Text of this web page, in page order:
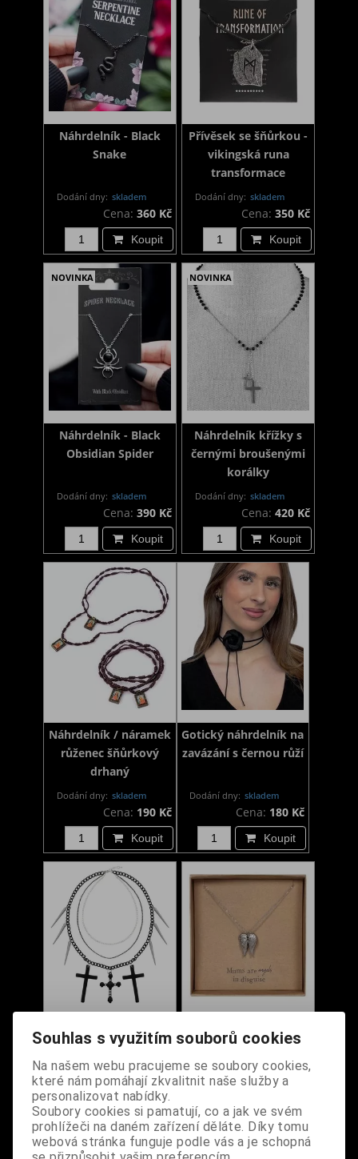
Náhrdelník - Black
Snake
Dodání dny: skladem
Cena: 360 Kč
Koupit
Přívěsek se šňůrkou -
vikingská runa
transformace
Dodání dny: skladem
Cena: 350 Kč
Koupit
NOVINKA
Náhrdelník - Black
Obsidian Spider
Dodání dny: skladem
Cena: 390 Kč
Koupit
NOVINKA
Náhrdelník křížky s
černými broušenými
korálky
Dodání dny: skladem
Cena: 420 Kč
Koupit
Náhrdelník / náramek
růženec šňůrkový
drhaný
Dodání dny: skladem
Cena: 190 Kč
Koupit
Gotický náhrdelník na
zavázání s černou růží
Dodání dny: skladem
Cena: 180 Kč
Koupit
Náhrdelník s kříži a
Dodání dny:skladem
Cena:420 Kč
Koupit
Náhrdelník v krabičce
Cena:390 Kč
Koupit
Souhlas s využitím souborů cookies
Na našem webu pracujeme se soubory cookies,
které nám pomáhají zkvalitnit naše služby a
personalizovat nabídky.
Soubory cookies si pamatují, co a jak ve svém
prohlížeči na daném zařízení děláte. Díky tomu
webová stránka funguje podle vás a je schopná